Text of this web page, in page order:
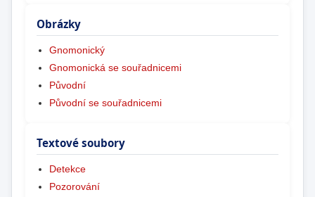
Obrázky
Gnomonický
Gnomonická se souřadnicemi
Původní
Původní se souřadnicemi
Textové soubory
Detekce
Pozorování